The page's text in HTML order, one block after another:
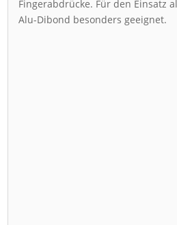
Fingerabdrücke. Für den Einsatz
Alu-Dibond besonders geeignet.